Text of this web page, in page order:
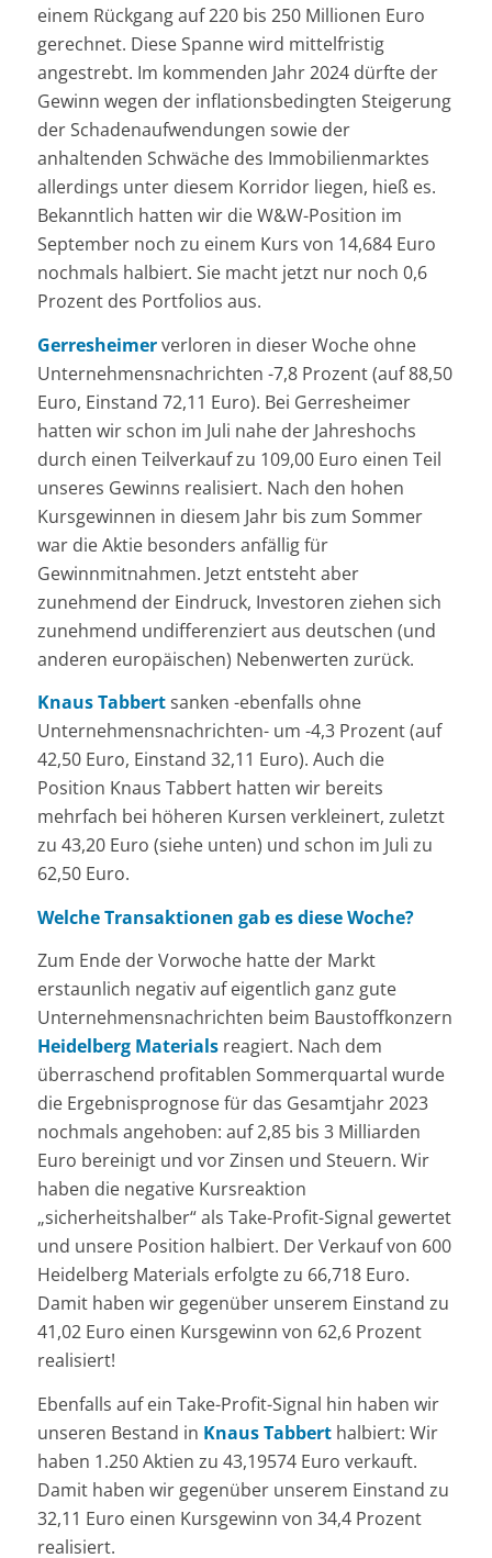
einem Rückgang auf 220 bis 250 Millionen Euro
gerechnet. Diese Spanne wird mittelfristig
angestrebt. Im kommenden Jahr 2024 dürfte der
Gewinn wegen der inflationsbedingten Steigerung
der Schadenaufwendungen sowie der
anhaltenden Schwäche des Immobilienmarktes
allerdings unter diesem Korridor liegen, hieß es.
Bekanntlich hatten wir die W&W-Position im
September noch zu einem Kurs von 14,684 Euro
nochmals halbiert. Sie macht jetzt nur noch 0,6
Prozent des Portfolios aus.
Gerresheimerverloren in dieser Woche ohne
Unternehmensnachrichten -7,8 Prozent (auf 88,50
Euro, Einstand 72,11 Euro). Bei Gerresheimer
hatten wir schon im Juli nahe der Jahreshochs
durch einen Teilverkauf zu 109,00 Euro einen Teil
unseres Gewinns realisiert. Nach den hohen
Kursgewinnen in diesem Jahr bis zum Sommer
war die Aktie besonders anfällig für
Gewinnmitnahmen. Jetzt entsteht aber
zunehmend der Eindruck, Investoren ziehen sich
zunehmend undifferenziert aus deutschen (und
anderen europäischen) Nebenwerten zurück.
Knaus Tabbertsanken -ebenfalls ohne
Unternehmensnachrichten- um -4,3 Prozent (auf
42,50 Euro, Einstand 32,11 Euro). Auch die
Position Knaus Tabbert hatten wir bereits
mehrfach bei höheren Kursen verkleinert, zuletzt
zu 43,20 Euro (siehe unten) und schon im Juli zu
62,50 Euro.
Welche Transaktionen gab es diese Woche?
Zum Ende der Vorwoche hatte der Markt
erstaunlich negativ auf eigentlich ganz gute
Unternehmensnachrichten beim Baustoffkonzern
Heidelberg Materialsreagiert. Nach dem
überraschend profitablen Sommerquartal wurde
die Ergebnisprognose für das Gesamtjahr 2023
nochmals angehoben: auf 2,85 bis 3 Milliarden
Euro bereinigt und vor Zinsen und Steuern. Wir
haben die negative Kursreaktion
„sicherheitshalber“ als Take-Profit-Signal gewertet
und unsere Position halbiert. Der Verkauf von 600
Heidelberg Materials erfolgte zu 66,718 Euro.
Damit haben wir gegenüber unserem Einstand zu
41,02 Euro einen Kursgewinn von 62,6 Prozent
realisiert!
Ebenfalls auf ein Take-Profit-Signal hin haben wir
unseren Bestand in Knaus Tabberthalbiert: Wir
haben 1.250 Aktien zu 43,19574 Euro verkauft.
Damit haben wir gegenüber unserem Einstand zu
32,11 Euro einen Kursgewinn von 34,4 Prozent
realisiert.